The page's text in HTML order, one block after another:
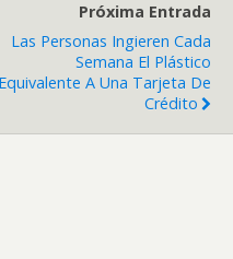
Próxima Entrada
Las Personas Ingieren Cada
Semana El Plástico
Equivalente A Una Tarjeta De
Crédito